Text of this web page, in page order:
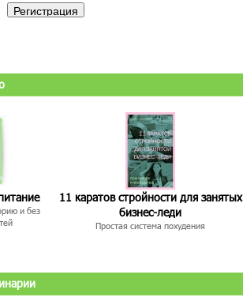
и без
11 каратов стройности для занятых
бизнес-леди
Простая система похудения